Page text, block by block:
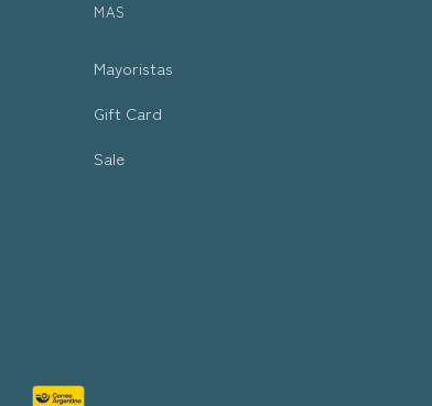
MAS
Mayoristas
Gift Card
Sale